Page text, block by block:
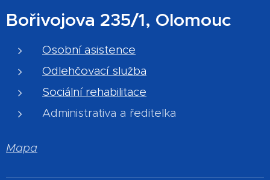
Bořivojova 235/1, Olomouc
Osobní asistence
Odlehčovací služba
Sociální rehabilitace
Administrativa a ředitelka
Mapa